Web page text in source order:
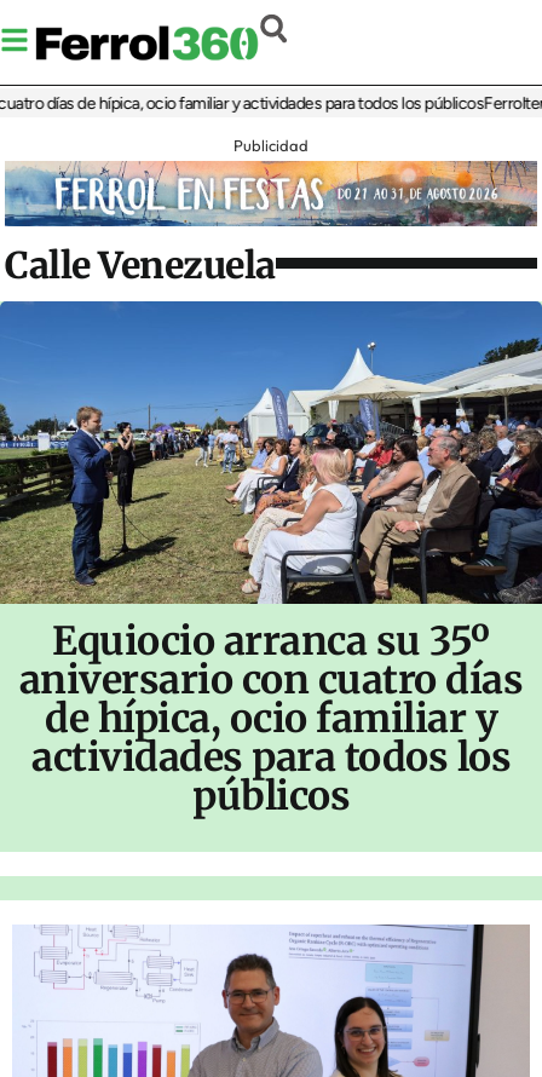
de hípica, ocio familiar y actividades para todos los públicosFerrolterra
Publicidad
Calle Venezuela
Equiocio arranca su 35º
aniversario con cuatro días
de hípica, ocio familiar y
actividades para todos los
públicos